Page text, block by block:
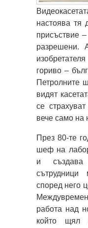
настоява тя
присъствие
разрешени.
гориво –
Петролните
видят
се
вече само на
През 80-те
шеф на
и
сътрудници
според него
работа над
който щял